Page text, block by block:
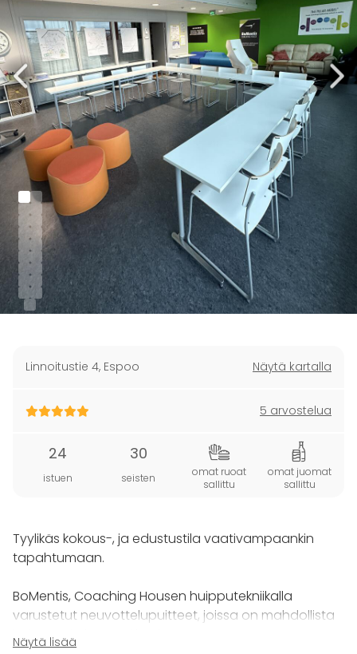
Linnoitustie 4, Espoo Näytä kartalla
5 arvostelua
24
istuen
30
seisten
omat ruoat
sallittu
omat juomat
sallittu
Tyylikäs kokous-, ja edustustila vaativampaankin
tapahtumaan.
BoMentis, Coaching Housen huipputekniikalla
varustetut neuvottelupuitteet, joissa on mahdollista
järjestää kokous tai koulutus
Näytä lisää